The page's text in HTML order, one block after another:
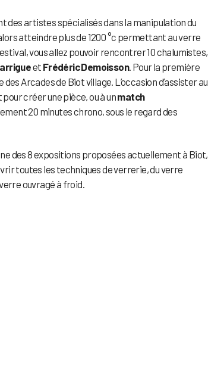
des artistes spécialisés dans la manipulation du
atteindre plus de 1200 °c permettant au verre
vous allez pouvoir rencontrer 10 chalumistes,
et Frédéric Demoisson. Pour la première
Arcades de Biot village. L’occasion d’assister au
créer une pièce, ou à unmatch
20 minutes chrono, sous le regard des
des 8 expositions proposées actuellement à Biot,
toutes les techniques de verrerie, du verre
ouvragé à froid.